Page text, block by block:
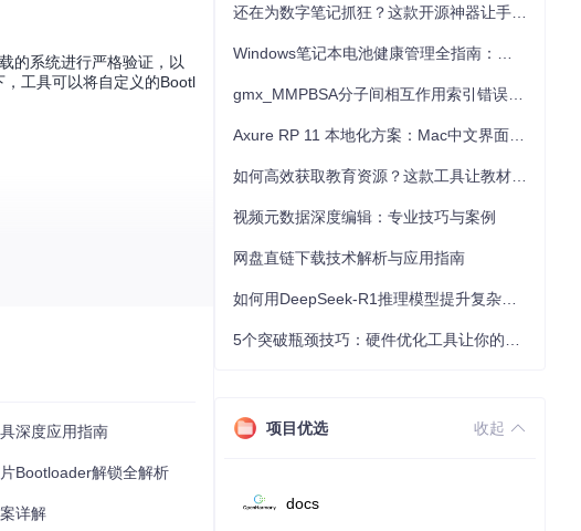
的系统进行严格验证，以
工具可以将自定义的Bootl
深度应用指南
Bootloader解锁全解析
详解
视频元数据深度编辑：专业技巧与案例
网盘直链下载技术解析与应用指南
项目优选 收起
docs